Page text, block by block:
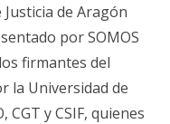
de Aragón
por SOMOS
firmantes del
la Universidad de
CGT y CSIF, quienes